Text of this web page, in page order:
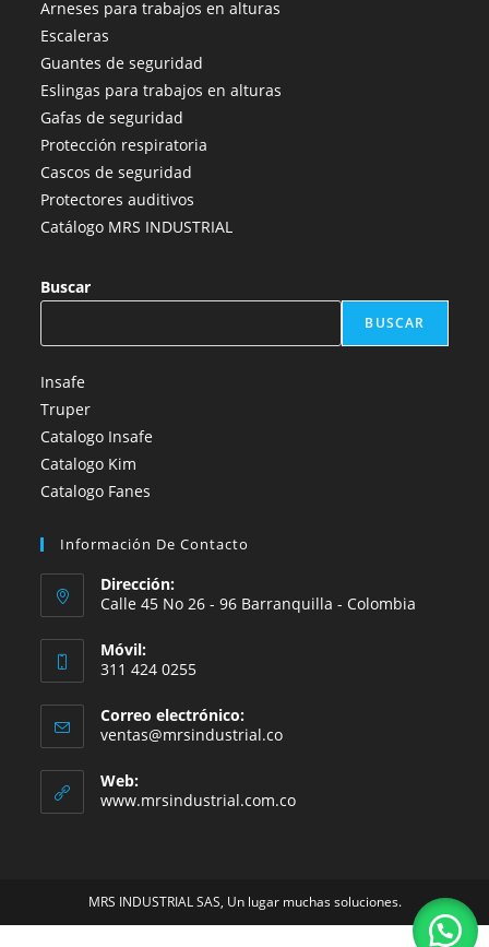
en
una
nueva
pestaña
una
nueva
pestaña
una
nueva
pestaña
nueva
Arneses para trabajos en alturas
Escaleras
Guantes de seguridad
Eslingas para trabajos en alturas
Gafas de seguridad
Protección respiratoria
Cascos de seguridad
Protectores auditivos
Catálogo MRS INDUSTRIAL
Buscar
BUSCAR
Insafe
Truper
Catalogo Insafe
Catalogo Kim
Catalogo Fanes
Información De Contacto
Dirección:
Calle 45 No 26 - 96 Barranquilla - Colombia
Móvil:
311 424 0255
Correo electrónico:
ventas@mrsindustrial.coSe
tu
aplicación
Web:
www.mrsindustrial.com.co
MRS INDUSTRIAL SAS, Un lugar muchas soluciones.